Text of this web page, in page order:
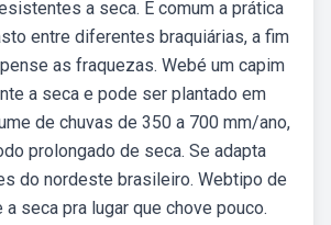
a seca. É comum a prática
entre diferentes braquiárias, a fim
as fraquezas. Webé um capim
a seca e pode ser plantado em
de chuvas de 350 a 700 mm/ano,
prolongado de seca. Se adapta
do nordeste brasileiro. Webtipo de
seca pra lugar que chove pouco.